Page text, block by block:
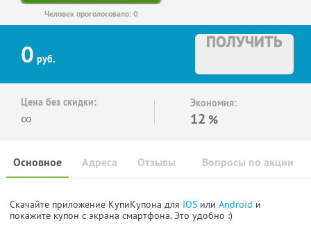
Человек проголосовало: 0
0 руб.
ПОЛУЧИТЬ
Цена без скидки:
∞
Экономия:
12 %
Основное Отзывы Вопросы по акции
Адреса
Скачайте приложение КупиКупона для IOS или Android и
покажите купон с экрана смартфона. Это удобно :)